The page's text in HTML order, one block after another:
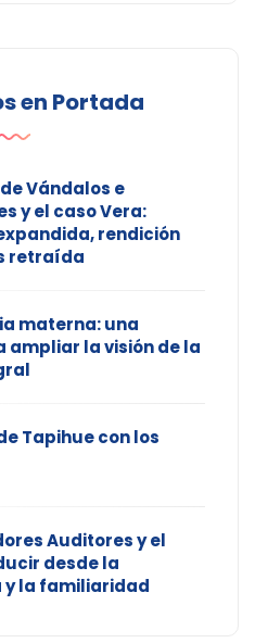
en Portada
Vándalos e
y el caso Vera:
rendición
retraída
materna: una
ampliar la visión de la
Tapihue con los
Auditores y el
desde la
y la familiaridad